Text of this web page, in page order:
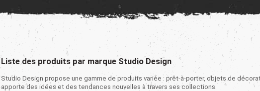
Liste des produits par marque Studio Design
Studio Design propose une gamme de produits variée : prêt-à-porter, objets de
apporte des idées et des tendances nouvelles à travers ses collections.